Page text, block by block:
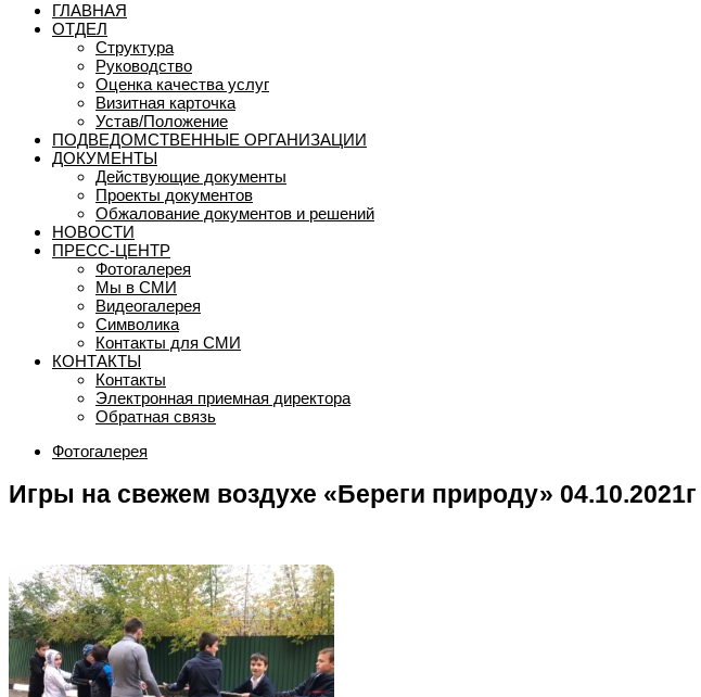
ГЛАВНАЯ
ОТДЕЛ
Структура
Руководство
Оценка качества услуг
Визитная карточка
Устав/Положение
ПОДВЕДОМСТВЕННЫЕ ОРГАНИЗАЦИИ
ДОКУМЕНТЫ
Действующие документы
Проекты документов
Обжалование документов и решений
НОВОСТИ
ПРЕСС-ЦЕНТР
Фотогалерея
Мы в СМИ
Видеогалерея
Символика
Контакты для СМИ
КОНТАКТЫ
Контакты
Электронная приемная директора
Обратная связь
Фотогалерея
Игры на свежем воздухе «Береги природу» 04.10.2021г